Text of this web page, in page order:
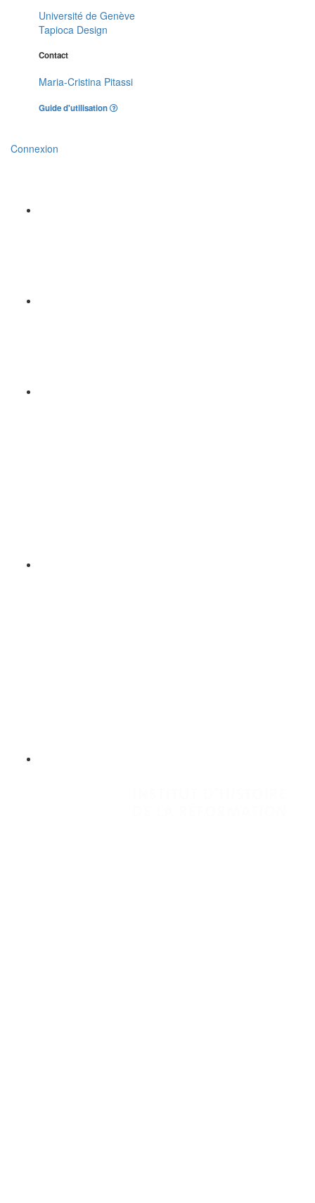
Université de Genève
Tapioca Design
Contact
Maria-Cristina Pitassi
Guide d'utilisation
Connexion